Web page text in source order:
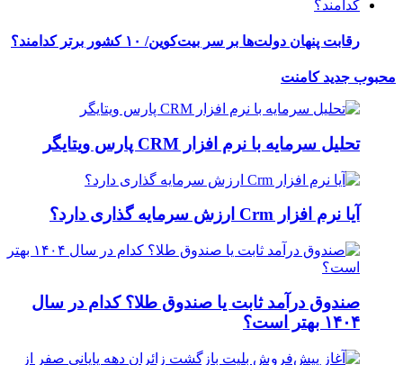
رقابت پنهان دولت‌ها بر سر بیت‌کوین/ ۱۰ کشور برتر کدامند؟
محبوب جدیدکامنت
تحلیل سرمایه با نرم افزار CRM پارس ویتایگر
آیا نرم افزار Crm ارزش سرمایه گذاری دارد؟
صندوق درآمد ثابت یا صندوق طلا؟ کدام در سال
۱۴۰۴ بهتر است؟